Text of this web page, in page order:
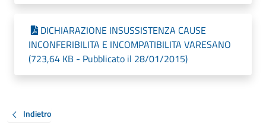
DICHIARAZIONE INSUSSISTENZA CAUSE
INCONFERIBILITA E INCOMPATIBILITA VARESANO
(723,64 KB - Pubblicato il 28/01/2015)
Indietro